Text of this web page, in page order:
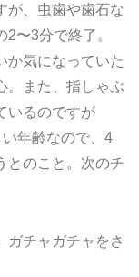
が、虫歯や歯石な
〜3分で終了。
か気になっていた
。また、指しゃぶ
いるのですが
年齢なので、4
とのこと。次のチ
ガチャガチャをさ